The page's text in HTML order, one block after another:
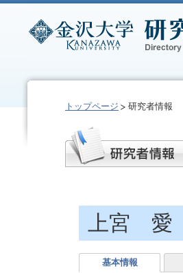
トップページ 研究者情報
上宮 愛
基本情報